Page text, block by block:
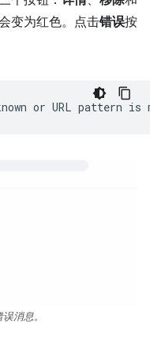
变为红色。点击错误按
or URL pattern is
消息。